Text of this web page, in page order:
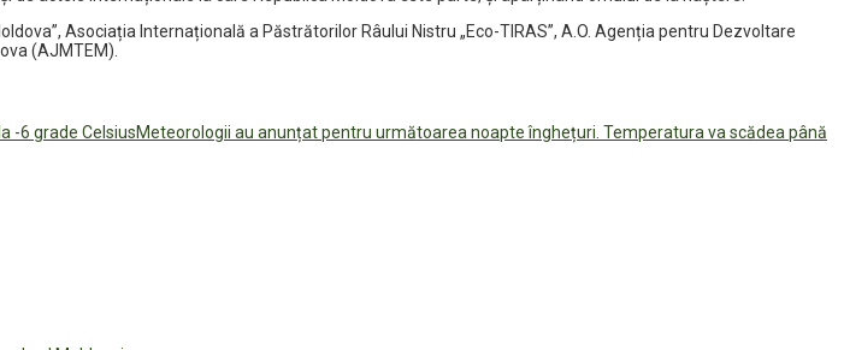
Asociația Internațională a Păstrătorilor Râului Nistru „Eco-TIRAS”, A.O. Agenția pentru Dezvoltare
(AJMTEM).
Meteorologii au anunțat pentru următoarea noapte înghețuri. Temperatura va scădea până